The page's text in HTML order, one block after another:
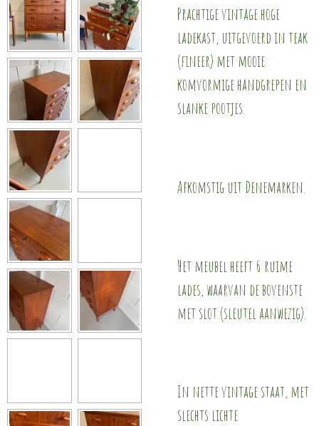
Prachtige vintage hoge
ladekast, uitgevoerd in teak
(fineer) met mooie
komvormige handgrepen en
slanke pootjes.
Afkomstig uit Denemarken.
Het meubel heeft 6 ruime
lades, waarvan de bovenste
met slot (sleutel aanwezig).
In nette vintage staat, met
slechts lichte